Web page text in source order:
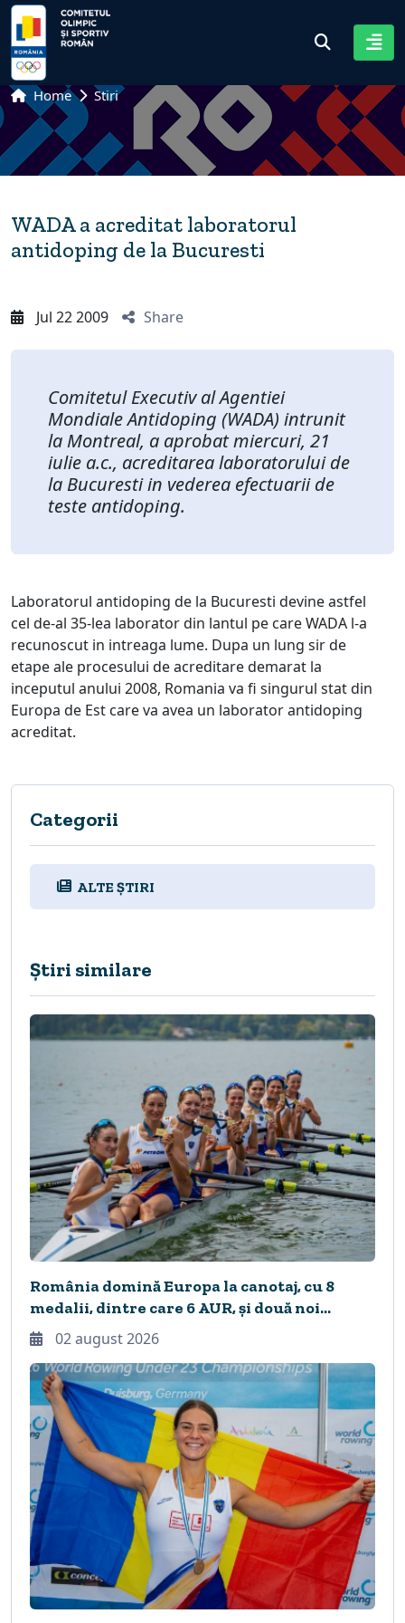
Home Stiri
WADA a acreditat laboratorul
antidoping de la Bucuresti
Jul 22 2009 Share
Comitetul Executiv al Agentiei
Mondiale Antidoping (WADA) intrunit
la Montreal, a aprobat miercuri, 21
iulie a.c., acreditarea laboratorului de
la Bucuresti in vederea efectuarii de
teste antidoping.
Laboratorul antidoping de la Bucuresti devine astfel
cel de-al 35-lea laborator din lantul pe care WADA l-a
recunoscut in intreaga lume. Dupa un lung sir de
etape ale procesului de acreditare demarat la
inceputul anului 2008, Romania va fi singurul stat din
Europa de Est care va avea un laborator antidoping
acreditat.
Categorii
ALTE ȘTIRI
Știri similare
România domină Europa la canotaj, cu 8
medalii, dintre care 6 AUR, și două noi
recorduri continentale
02 august 2026